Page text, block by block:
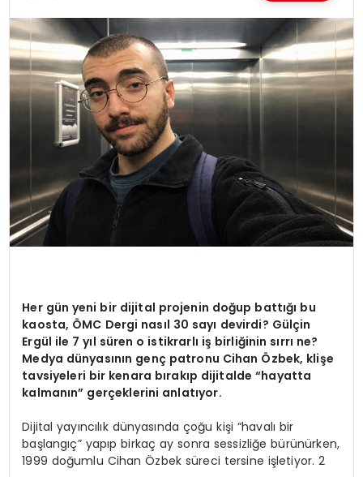
Her gün yeni bir dijital projenin doğup battığı bu
kaosta, ÖMC Dergi nasıl 30 sayı devirdi? Gülçin
Ergül ile 7 yıl süren o istikrarlı iş birliğinin sırrı ne?
Medya dünyasının genç patronu Cihan Özbek, klişe
tavsiyeleri bir kenara bırakıp dijitalde “hayatta
kalmanın” gerçeklerini anlatıyor.
Dijital yayıncılık dünyasında çoğu kişi “havalı bir
başlangıç” yapıp birkaç ay sonra sessizliğe bürünürken,
1999 doğumlu Cihan Özbek süreci tersine işletiyor. 2